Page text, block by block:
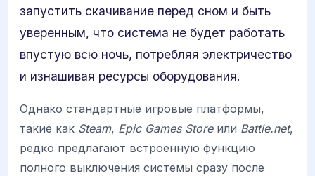
запустить скачивание перед сном и быть
уверенным, что система не будет работать
впустую всю ночь, потребляя электричество
и изнашивая ресурсы оборудования.
Однако стандартные игровые платформы,
такие как Steam, Epic Games Storeили Battle.net,
редко предлагают встроенную функцию
полного выключения системы сразу после